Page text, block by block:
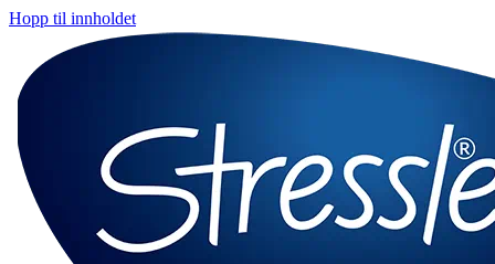
Hopp til innholdet